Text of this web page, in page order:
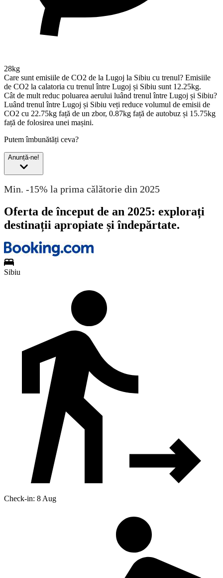
28kg
Care sunt emisiile de CO2 de la Lugoj la Sibiu cu trenul? Emisiile
de CO2 la calatoria cu trenul între Lugoj și Sibiu sunt 12.25kg.
Cât de mult reduc poluarea aerului luând trenul între Lugoj și Sibiu?
Luând trenul între Lugoj și Sibiu veți reduce volumul de emisii de
CO2 cu 22.75kg față de un zbor, 0.87kg față de autobuz și 15.75kg
față de folosirea unei mașini.
Putem îmbunătăți ceva?
Anunță-ne!
Min. -15% la prima călătorie din 2025
Oferta de început de an 2025: explorați
destinații apropiate și îndepărtate.
Sibiu
Check-in: 8 Aug